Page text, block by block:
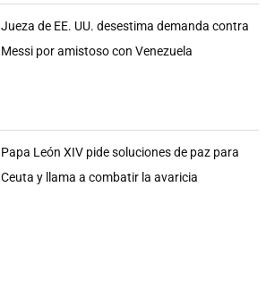
Jueza de EE. UU. desestima demanda contra
Messi por amistoso con Venezuela
Papa León XIV pide soluciones de paz para
Ceuta y llama a combatir la avaricia